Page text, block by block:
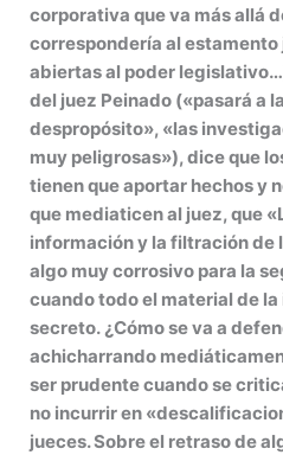
corporativa que va más allá
correspondería al
abiertas al poder
del juez Peinado («pasará a
despropósito», «las
muy peligrosas»), dice que
tienen que aportar hechos y
que mediaticen al juez, que
información y la filtración de
algo muy corrosivo para la
cuando todo el material de
secreto. ¿Cómo se va a
achicharrando
ser prudente cuando se
no incurrir en
jueces. Sobre el retraso de